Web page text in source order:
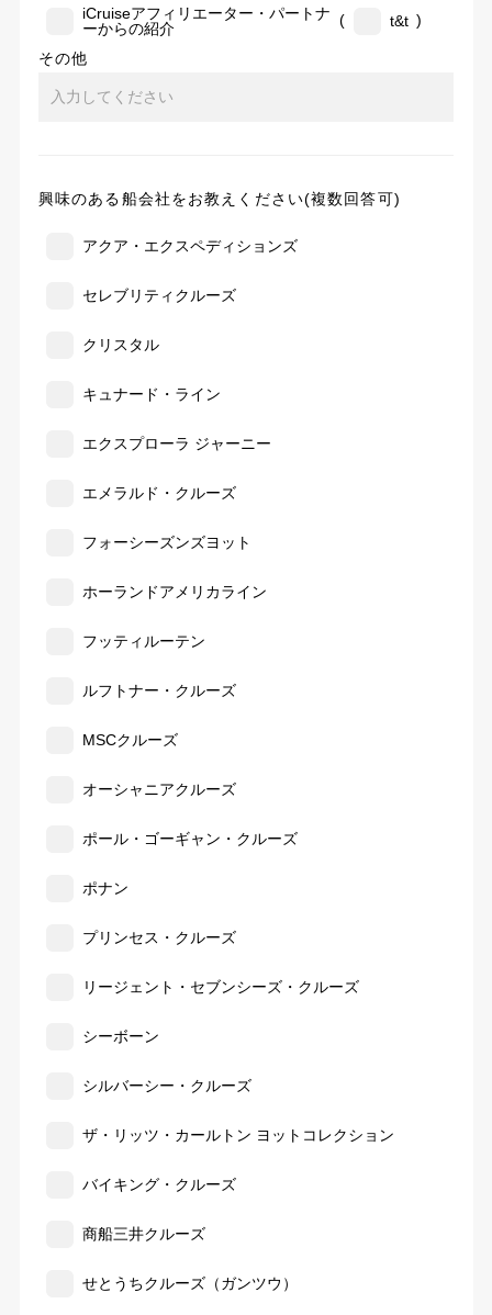
iCruiseアフィリエーター・パートナ
ーからの紹介
( t&t )
その他
興味のある船会社をお教えください(複数回答可)
アクア・エクスペディションズ
セレブリティクルーズ
クリスタル
キュナード・ライン
エクスプローラ ジャーニー
エメラルド・クルーズ
フォーシーズンズヨット
ホーランドアメリカライン
フッティルーテン
ルフトナー・クルーズ
MSCクルーズ
オーシャニアクルーズ
ポール・ゴーギャン・クルーズ
ポナン
プリンセス・クルーズ
リージェント・セブンシーズ・クルーズ
シーボーン
シルバーシー・クルーズ
ザ・リッツ・カールトン ヨットコレクション
バイキング・クルーズ
商船三井クルーズ
せとうちクルーズ（ガンツウ）